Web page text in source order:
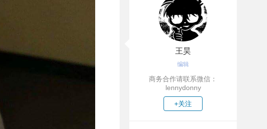
王昊
编辑
商务合作请联系微信：
lennydonny
+关注